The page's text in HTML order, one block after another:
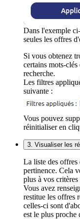
Dans l'exemple
seules les offres
Si vous obtenez
certains mots-
recherche.
Les filtres
suivante :
Vous pouvez
réinitialiser en
3. Visualiser les
La liste des offres
pertinence. Cela
plus à vos critères
Vous avez
restitue les offres
celles-ci sont
est le plus proche